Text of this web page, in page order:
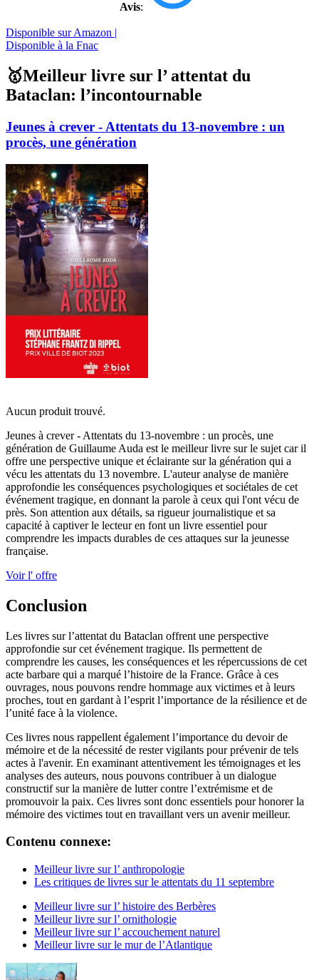
Avis:
Disponible sur Amazon |
Disponible à la Fnac
🥇Meilleur livre sur l’ attentat du
Bataclan: l’incontournable
Jeunes à crever - Attentats du 13-novembre : un
procès, une génération
Aucun produit trouvé.
Jeunes à crever - Attentats du 13-novembre : un procès, une
génération de Guillaume Auda est le meilleur livre sur le sujet car il
offre une perspective unique et éclairante sur la génération qui a
vécu les attentats du 13 novembre. L'auteur analyse de manière
approfondie les conséquences psychologiques et sociétales de cet
événement tragique, en donnant la parole à ceux qui l'ont vécu de
près. Son attention aux détails, sa rigueur journalistique et sa
capacité à captiver le lecteur en font un livre essentiel pour
comprendre les impacts durables de ces attaques sur la jeunesse
française.
Voir l' offre
Conclusion
Les livres sur l’attentat du Bataclan offrent une perspective
approfondie sur cet événement tragique. Ils permettent de
comprendre les causes, les conséquences et les répercussions de cet
acte barbare qui a marqué l’histoire de la France. Grâce à ces
ouvrages, nous pouvons rendre hommage aux victimes et à leurs
proches, tout en gardant à l’esprit l’importance de la résilience et de
l’unité face à la violence.
Ces livres nous rappellent également l’importance du devoir de
mémoire et de la nécessité de rester vigilants pour prévenir de tels
actes à l'avenir. En examinant attentivement les témoignages et les
analyses des auteurs, nous pouvons contribuer à un dialogue
constructif sur la manière de lutter contre l’extrémisme et de
promouvoir la paix. Ces livres sont donc essentiels pour honorer la
mémoire des victimes tout en travaillant vers un avenir meilleur.
Contenu connexe:
Meilleur livre sur l’ anthropologie
Les critiques de livres sur le attentats du 11 septembre
Meilleur livre sur l’ histoire des Berbères
Meilleur livre sur l’ ornithologie
Meilleur livre sur l’ accouchement naturel
Meilleur livre sur le mur de l’Atlantique